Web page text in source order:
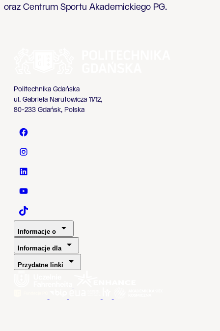
oraz Centrum Sportu Akademickiego PG.
Politechnika Gdańska
ul. Gabriela Narutowicza 11/12,
80-233 Gdańsk, Polska
Politechnika Gdańska - Facebook
Politechnika Gdańska - Instagram
Politechnika Gdańska - LinkedIn
Politechnika Gdańska - YouTube
Politechnika Gdańska - TaikTok
Informacje o
Informacje dla
Przydatne linki